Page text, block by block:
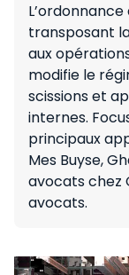
transposant
aux
modifie le
scissions et
internes.
principaux
Mes Buyse,
avocats chez
avocats.